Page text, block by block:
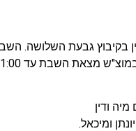
ודין
ומיכאל.